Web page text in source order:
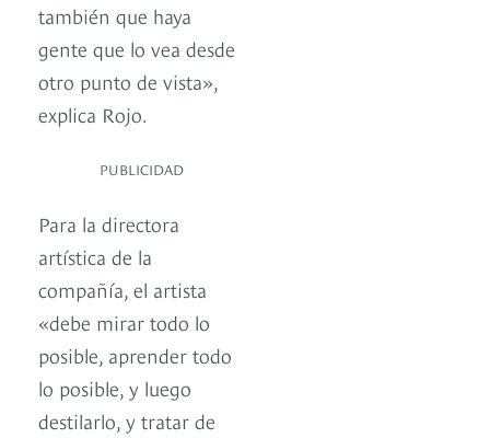
también que haya
gente que lo vea desde
otro punto de vista»,
explica Rojo.
PUBLICIDAD
Para la directora
artística de la
compañía, el artista
«debe mirar todo lo
posible, aprender todo
lo posible, y luego
destilarlo, y tratar de